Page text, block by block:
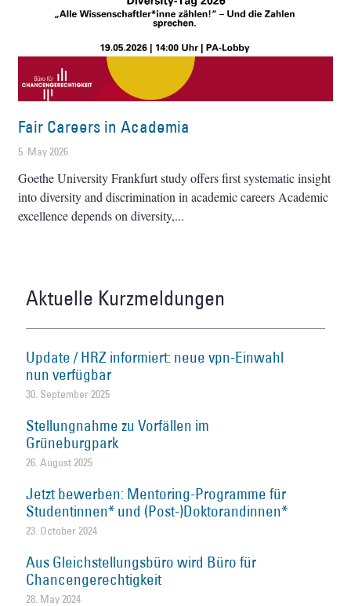
Fair Careers in Academia
5. May 2026
Goethe University Frankfurt study offers first systematic insight
into diversity and discrimination in academic careers Academic
excellence depends on diversity,
Aktuelle Kurzmeldungen
Update / HRZ informiert: neue vpn-Einwahl
nun verfügbar
30. September 2025
Stellungnahme zu Vorfällen im
Grüneburgpark
26. August 2025
Jetzt bewerben: Mentoring-Programme für
Studentinnen* und (Post-)Doktorandinnen*
23. October 2024
Aus Gleichstellungsbüro wird Büro für
Chancengerechtigkeit
28. May 2024